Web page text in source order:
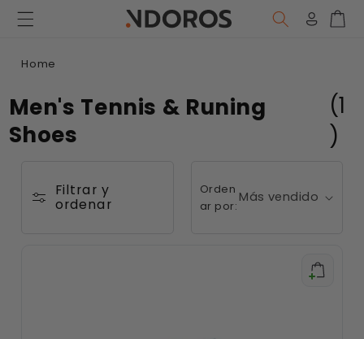
directamente
al contenido
Iniciar
Home
Men's Tennis & Runing
Shoes
(1
)
Filtrar y
ordenar
Orden
ar por: